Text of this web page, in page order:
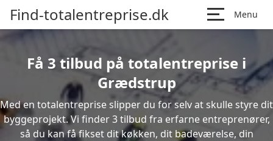
Find-totalentreprise.dk Menu
Få 3 tilbud på totalentreprise i
Grædstrup
Med en totalentreprise slipper du for selv at skulle styre dit
byggeprojekt. Vi finder 3 tilbud fra erfarne entreprenører,
så du kan få fikset dit køkken, dit badeværelse, din